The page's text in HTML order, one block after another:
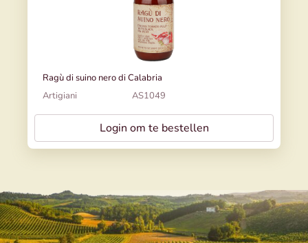
Ragù di suino nero di Calabria
Artigiani
AS1049
Login om te bestellen